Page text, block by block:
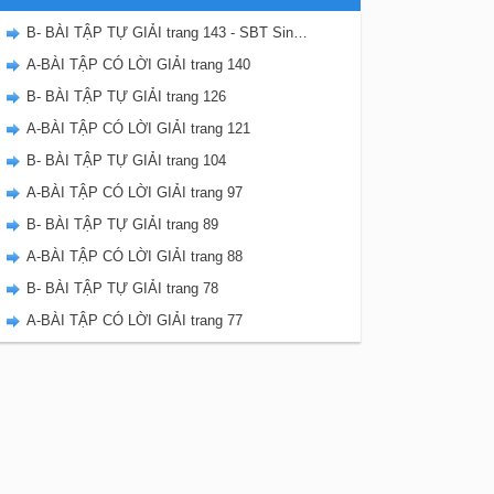
B- BÀI TẬP TỰ GIẢI trang 143 - SBT Sinh học 8
A-BÀI TẬP CÓ LỜI GIẢI trang 140
B- BÀI TẬP TỰ GIẢI trang 126
A-BÀI TẬP CÓ LỜI GIẢI trang 121
B- BÀI TẬP TỰ GIẢI trang 104
A-BÀI TẬP CÓ LỜI GIẢI trang 97
B- BÀI TẬP TỰ GIẢI trang 89
A-BÀI TẬP CÓ LỜI GIẢI trang 88
B- BÀI TẬP TỰ GIẢI trang 78
A-BÀI TẬP CÓ LỜI GIẢI trang 77